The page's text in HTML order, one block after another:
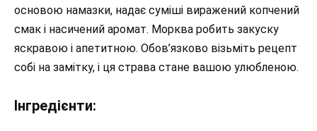
основою намазки, надає суміші виражений копчений
смак і насичений аромат. Морква робить закуску
яскравою і апетитною. Обов’язково візьміть рецепт
собі на замітку, і ця страва стане вашою улюбленою.
Інгредієнти: